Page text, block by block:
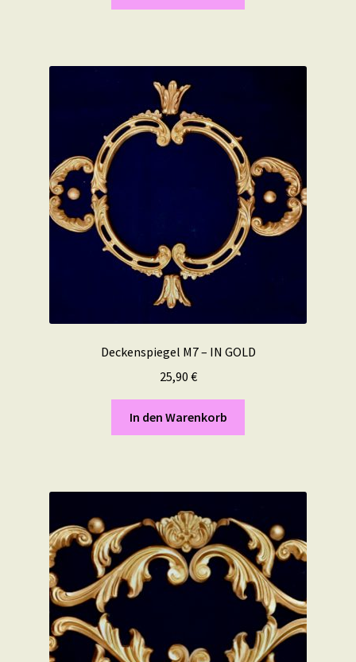
Deckenspiegel M7 – IN GOLD
25,90 €
In den Warenkorb